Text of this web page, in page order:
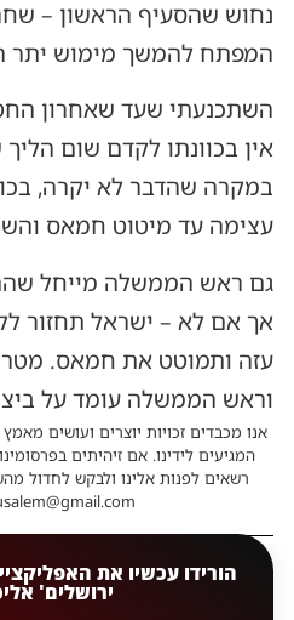
נחוש שהסעיף הראשון –
המפתח להמשך מימוש יתר
השתכנעתי שעד שאחרון
אין בכוונתו לקדם שום
במקרה שהדבר לא יקרה,
עצימה עד מיטוט חמאס
גם ראש הממשלה מייחל
אך אם לא – ישראל תחזור
עזה ותמוטט את חמאס.
וראש הממשלה עומד על
אנו מכבדים זכויות יוצרים ועושים
המגיעים לידינו. אם זיהיתים
רשאים לפנות אלינו ולבקש לחדול
הורידו עכשיו את
ירושלים'